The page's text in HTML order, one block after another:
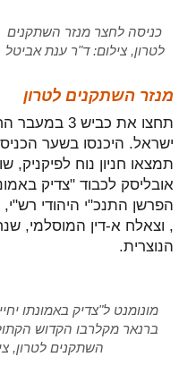
כניסה לחצר מנזר השתקנים
לטרון, צילום: ד"ר ענת אביטל
מנזר השתקנים לטרון
תחצו את כביש
ישראל. היכנסו בשער
תמצאו חניון נוח לפיקניק,
אובליסק לכבוד "צדיק
הפרשן התנכ"י היהודי
, וצאלח א-דין המוסלמי,
הנוצרית.
מונומנט ל"צדיק באמונתו
ברנאר מקלרבו הקדוש
השתקנים לטרון,